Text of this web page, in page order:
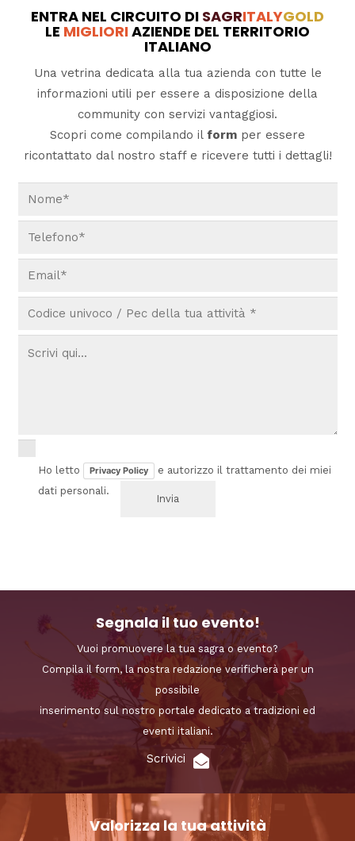
ENTRA NEL CIRCUITO DI SAGRITALYGOLD
LE MIGLIORIAZIENDE DEL TERRITORIO
ITALIANO
Una vetrina dedicata alla tua azienda con tutte le
informazioni utili per essere a disposizione della
community con servizi vantaggiosi.
Scopri come compilando il form per essere
ricontattato dal nostro staff e ricevere tutti i dettagli!
Ho letto Privacy Policy
e autorizzo il trattamento dei miei
dati personali.
Segnala il tuo evento!
Vuoi promuovere la tua sagra o evento?
Compila il form, la nostra redazione verificherà per un
possibile
inserimento sul nostro portale dedicato a tradizioni ed
eventi italiani.
Scrivici
Valorizza la tua attività